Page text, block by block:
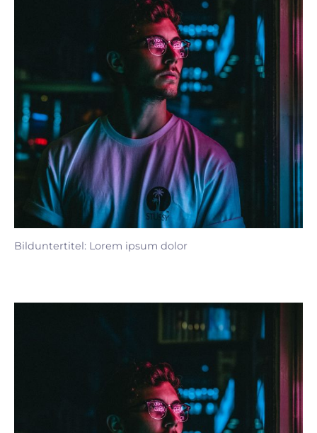
Bilduntertitel: Lorem ipsum dolor